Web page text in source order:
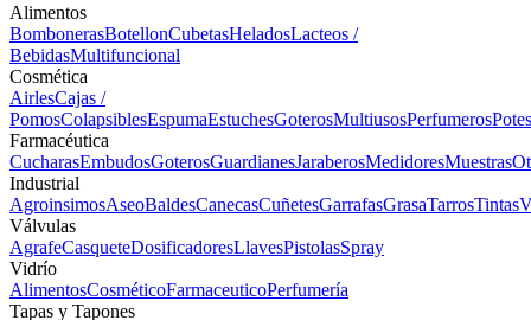
Alimentos
BombonerasBotellonCubetasHeladosLacteos /
BebidasMultifuncional
Cosmética
AirlesCajas /
PomosColapsiblesEspumaEstuchesGoterosMultiusosPerfumerosPotes
Farmacéutica
CucharasEmbudosGoterosGuardianesJaraberosMedidoresMuestras
Industrial
AgroinsimosAseoBaldesCanecasCuñetesGarrafasGrasaTarrosTintas
Válvulas
AgrafeCasqueteDosificadoresLlavesPistolasSpray
Vidrío
AlimentosCosméticoFarmaceuticoPerfumería
Tapas y Tapones